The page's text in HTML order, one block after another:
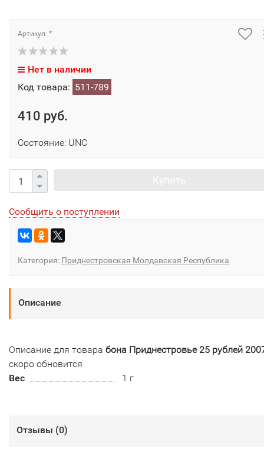
Артикул: *
Нет в наличии
Код товара: 511-789
410 руб.
Состояние: UNC
Сообщить о поступлении
Категория: Приднестровская Молдавская Республика
Описание
Описание для товара бона Приднестровье 25 рублей
скоро обновится
Вес
1 г
Отзывы (0)